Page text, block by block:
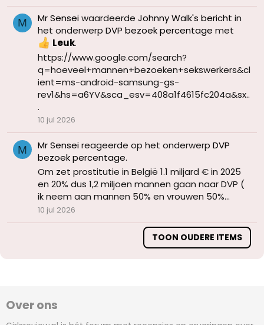
M Mr Senseiwaardeerde Johnny Walk's bericht in
het onderwerp DVP bezoek percentage met
Leuk.
https://www.google.com/search?
q=hoeveel+mannen+bezoeken+sekswerkers&cl
ient=ms-android-samsung-gs-
rev1&hs=a6YV&sca_esv=408a1f4615fc204a&sx..
.
10 jul 2026
M Mr Senseireageerde op het onderwerp DVP
bezoek percentage.
Om zet prostitutie in België 1.1 miljard € in 2025
en 20% dus 1,2 miljoen mannen gaan naar DVP (
ik neem aan mannen 50% en vrouwen 50%...
10 jul 2026
TOON OUDERE ITEMS
Over ons